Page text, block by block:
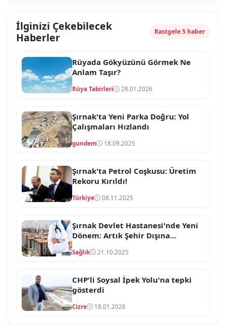
İlginizi Çekebilecek
Haberler
Rastgele 5 haber
Rüyada Gökyüzünü Görmek Ne
Anlam Taşır?
Rüya Tabirleri 28.01.2026
Şırnak'ta Yeni Parka Doğru: Yol
Çalışmaları Hızlandı
gundem 18.09.2025
Şırnak'ta Petrol Coşkusu: Üretim
Rekoru Kırıldı!
Türkiye 08.11.2025
Şırnak Devlet Hastanesi'nde Yeni
Dönem: Artık Şehir Dışına
Sağlık 21.10.2025
CHP'li Soysal İpek Yolu'na tepki
gösterdi
Cizre 18.01.2026